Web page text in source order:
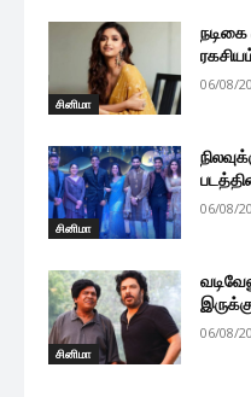
சினிமா
நடிகை
06/08/
சினிமா
06/08/
சினிமா
06/08/